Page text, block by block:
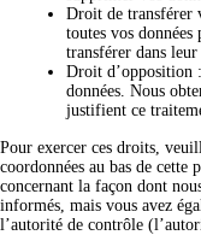
Droit de transférer
toutes vos données
transférer dans
Droit d’opposition
données. Nous
justifient ce
Pour exercer ces droits,
coordonnées au bas de
concernant la façon dont
informés, mais vous avez
l’autorité de contrôle